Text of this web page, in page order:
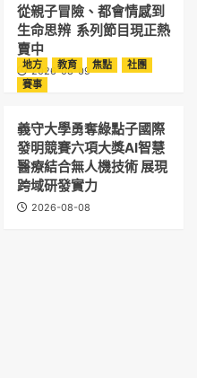
從親子冒險、都會情感到
生命思辨 系列節目現正熱
賣中
2026-08-09
地方 教育 焦點
社團
賽事
義守大學勇奪綠點子國際
發明競賽六項大獎AI智慧
醫療結合無人機技術 展現
跨域研發實力
2026-08-08